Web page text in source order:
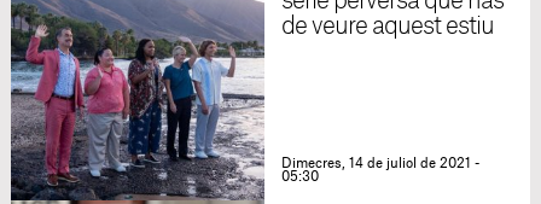
de veure aquest estiu
Dimecres, 14 de juliol de 2021 -
05:30